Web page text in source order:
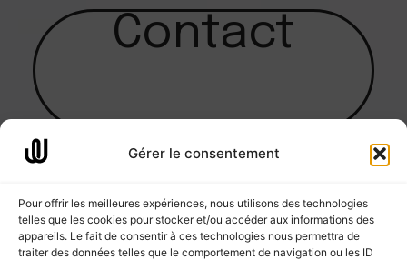
Gérer le consentement
Pour offrir les meilleures expériences, nous utilisons des technologies
telles que les cookies pour stocker et/ou accéder aux informations des
appareils. Le fait de consentir à ces technologies nous permettra de
traiter des données telles que le comportement de navigation ou les ID
Prendre rendez-vous
Contact
09 83 54 19 17
119, boulevard de la Paix
56000 Vannes